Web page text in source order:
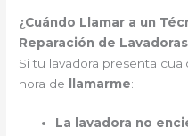
¿Cuándo Llamar a un
Reparación de
Si tu lavadora presenta
hora de llamarme:
La lavadora no